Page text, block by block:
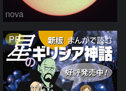
nova
PR